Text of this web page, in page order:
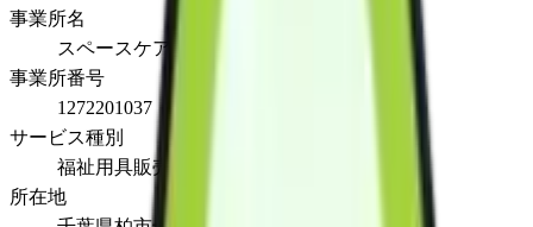
事業所名
スペースケア柏営業所
事業所番号
1272201037
サービス種別
福祉用具販売
所在地